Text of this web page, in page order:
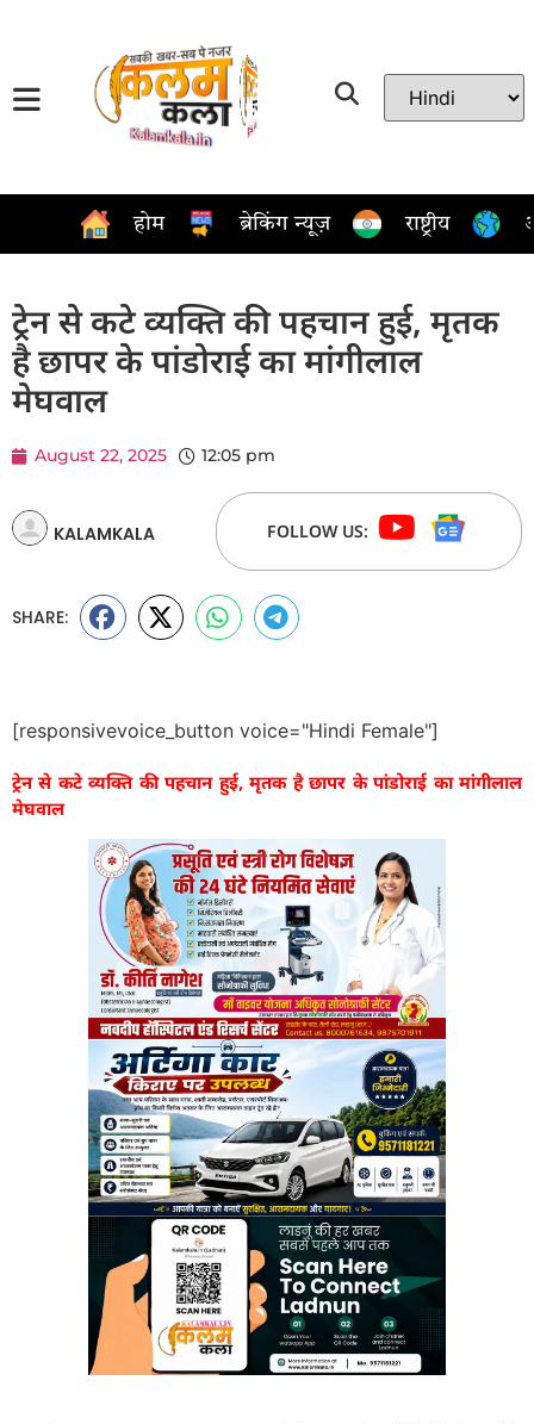
होम ब्रेकिंग न्यूज़ राष्ट्रीय
ट्रेन से कटे व्यक्ति की पहचान हुई, मृतक
है छापर के पांडोराई का मांगीलाल
मेघवाल
August 22, 2025 12:05 pm
KALAMKALA FOLLOW US:
SHARE:
[responsivevoice_button voice="Hindi Female"]
ट्रेन से कटे व्यक्ति की पहचान हुई, मृतक है छापर के पांडोराई का मांगीलाल
मेघवाल